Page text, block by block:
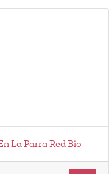
La Parra Red Bio